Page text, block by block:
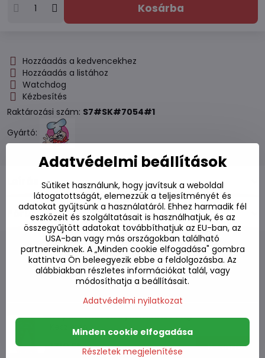
Kosárba
Hozzáadás a kedvencekhez
Hozzáadás a listához
Watchdog
Kézbesítés
Raktározási szám: S7#SK#7054#1
Gyártó:
Fórum 0
Alternatív termékek
Royal Umbrella jázminrizs 1 kg
Készleten
1710 Ft Kosárba
Adatvédelmi beállítások
Sütiket használunk, hogy javítsuk a weboldal
látogatottságát, elemezzük a teljesítményét és
adatokat gyűjtsünk a használatáról. Ehhez harmadik fél
eszközeit és szolgáltatásait is használhatjuk, és az
összegyűjtött adatokat továbbíthatjuk az EU-ban, az
USA-ban vagy más országokban található
partnereinknek. A „Minden cookie elfogadása" gombra
kattintva Ön beleegyezik ebbe a feldolgozásba. Az
alábbiakban részletes információkat talál, vagy
módosíthatja a beállításait.
Adatvédelmi nyilatkozat
Részletek megjelenítése
Minden cookie elfogadása